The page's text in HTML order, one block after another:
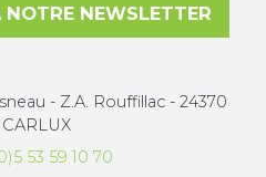
NEWSLETTER
- Z.A. Rouffillac - 24370
CARLUX
53 59 10 70